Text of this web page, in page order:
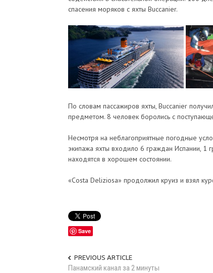
спасения моряков с яхты Buccanier.
По словам пассажиров яхты, Buccanier
предметом. 8 человек боролись с
Несмотря на неблагоприятные погодные
экипажа яхты входило 6 граждан Испании, 1
находятся в хорошем состоянии.
«Costa Deliziosa» продолжил круиз и взял
Save
PREVIOUS ARTICLE
Панамский канал за 2 минуты